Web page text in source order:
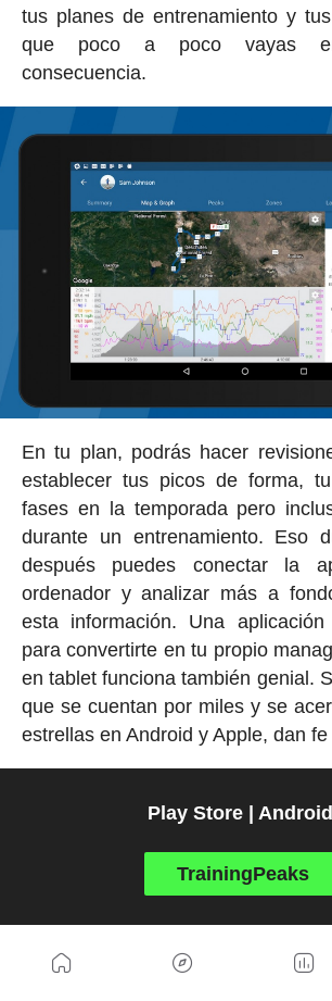
tus planes de entrenamiento y
que poco a poco vayas
consecuencia.
En tu plan, podrás hacer
establecer tus picos de forma,
fases en la temporada pero
durante un entrenamiento. Eso
después puedes conectar la
ordenador y analizar más a
esta información. Una
para convertirte en tu propio
en tablet funciona también genial.
que se cuentan por miles y se
estrellas en Android y Apple, dan
Play Store | Android
TrainingPeaks